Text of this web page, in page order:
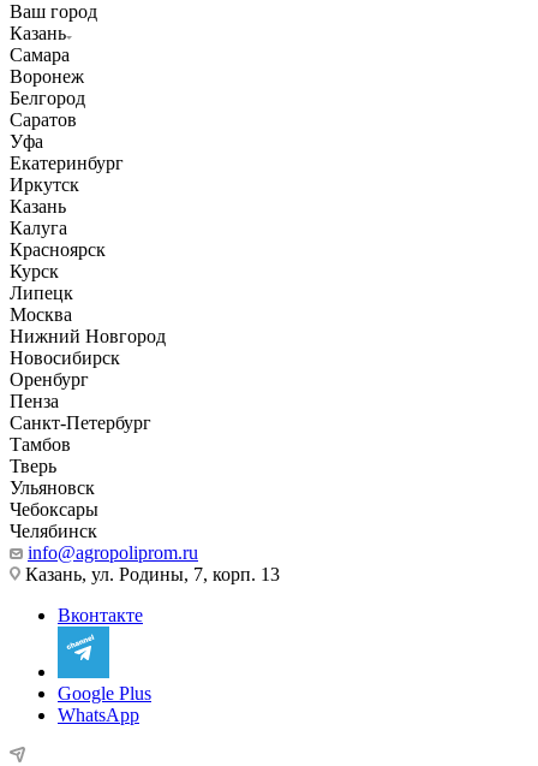
Ваш город
Казань
Самара
Воронеж
Белгород
Саратов
Уфа
Екатеринбург
Иркутск
Казань
Калуга
Красноярск
Курск
Липецк
Москва
Нижний Новгород
Новосибирск
Оренбург
Пенза
Санкт-Петербург
Тамбов
Тверь
Ульяновск
Чебоксары
Челябинск
info@agropoliprom.ru
Казань, ул. Родины, 7, корп. 13
Вконтакте
Google Plus
WhatsApp